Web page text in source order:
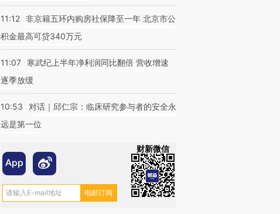
11:12 非京籍五环内购房社保降至一年 北京市公
积金最高可贷340万元
11:07
寒武纪上半年净利润同比翻倍 营收增速
逐季放缓
10:53
对话｜邱仁宗：临床研究参与者的安全永
远是第一位
财新微信